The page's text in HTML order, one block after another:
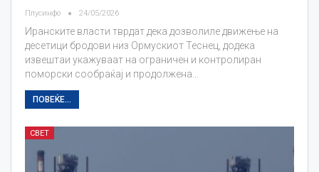
Плусинфо 24/05/2026
Иранските власти тврдат дека дозволиле движење на
десетици бродови низ Ормускиот Теснец, додека
извештаи укажуваат на ограничен и контролиран
поморски сообраќај и продолжена…
ПОВЕЌЕ...
СВЕТ